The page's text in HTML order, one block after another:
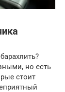
но есть
стоит